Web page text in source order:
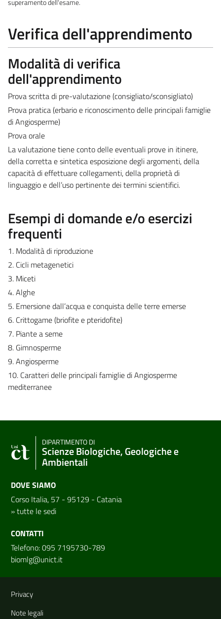
superamento dell'esame.
Verifica dell'apprendimento
Modalità di verifica
dell'apprendimento
Prova scritta di pre-valutazione (consigliato/sconsigliato)
Prova pratica (erbario e riconoscimento delle principali famiglie
di Angiosperme)
Prova orale
La valutazione tiene conto delle eventuali prove in itinere,
della corretta e sintetica esposizione degli argomenti, della
capacità di effettuare collegamenti, della proprietà di
linguaggio e dell’uso pertinente dei termini scientifici.
Esempi di domande e/o esercizi
frequenti
1. Modalità di riproduzione
2. Cicli metagenetici
3. Miceti
4. Alghe
5. Emersione dall’acqua e conquista delle terre emerse
6. Crittogame (briofite e pteridofite)
7. Piante a seme
8. Gimnosperme
9. Angiosperme
10. Caratteri delle principali famiglie di Angiosperme
mediterranee
DIPARTIMENTO DI
Scienze Biologiche, Geologiche e
Ambientali
DOVE SIAMO
Corso Italia, 57 - 95129 - Catania
»tutte le sedi
CONTATTI
Telefono: 095 7195730-789
biomlg@unict.it
Link e informazioni utili
Privacy
Note legali